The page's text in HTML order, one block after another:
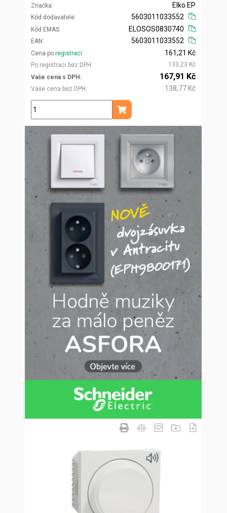
Značka
Kód dodavatele
Elko EP
5603011033552
Kód EMAS
EAN
ELOSOS0830740
5603011033552
Cena po registraci
Po registraci bez DPH
161,21 Kč
133,23 Kč
Vaše cena s DPH
Vaše cena bez DPH
167,91 Kč
138,77 Kč
ks
Přidat do košíku